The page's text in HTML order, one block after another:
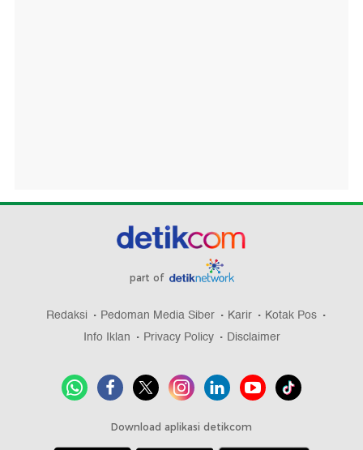
part of
Redaksi Pedoman Media Siber Karir
Kotak Pos
Info Iklan
Privacy Policy Disclaimer
Download aplikasi detikcom